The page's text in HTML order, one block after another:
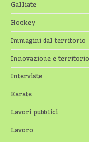
Galliate
Hockey
Immagini dal territorio
Innovazione e territorio
Interviste
Karate
Lavori pubblici
Lavoro